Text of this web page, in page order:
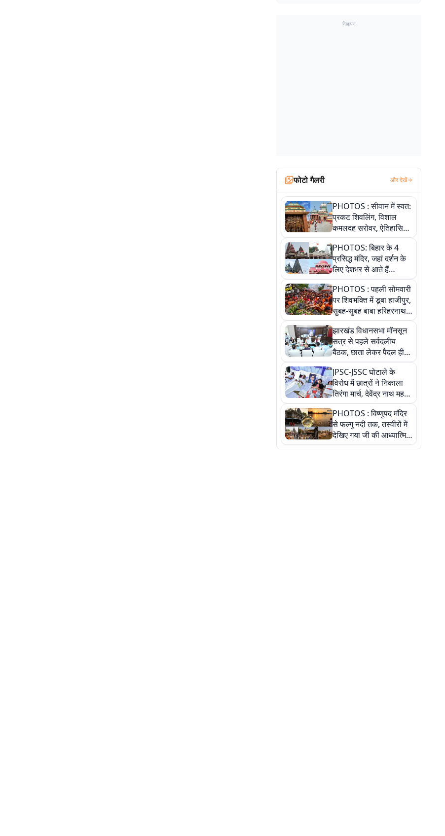
विज्ञापन
फोटो गैलरी और देखें
PHOTOS : सीवान में स्वत:
प्रकट शिवलिंग, विशाल
कमलदह सरोवर, ऐतिहासिक
महेंद्रनाथ मंदिर और घंटाघर
की कहानी, तस्वीरों में देखिए
PHOTOS: बिहार के 4
प्रसिद्ध मंदिर, जहां दर्शन के
लिए देशभर से आते हैं
श्रद्धालु, जानिए इनकी
खासियत
PHOTOS : पहली सोमवारी
पर शिवभक्ति में डूबा हाजीपुर,
सुबह-सुबह बाबा हरिहरनाथ
मंदिर पहुंचे तेजस्वी, 10
तस्वीरों में देखें नजारा
झारखंड विधानसभा मॉनसून
सत्र से पहले सर्वदलीय
बैठक, छाता लेकर पैदल ही
सत्ता पक्ष की मीटिंग में पहुंचे
सीएम, देखें तस्वीरें
JPSC-JSSC घोटाले के
विरोध में छात्रों ने निकाला
तिरंगा मार्च, देवेंद्र नाथ महतो
ने किया जल ग्रहण, देखें
तस्वीरें
PHOTOS : विष्णुपद मंदिर
से फल्गु नदी तक, तस्वीरों में
देखिए गया जी की आध्यात्मिक
पहचान